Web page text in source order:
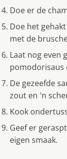
Doe er de
Doe het
met de
Laat nog even
pomodorisaus
De gezeefde
zout en 'n
Kook
Geef er
eigen smaak.